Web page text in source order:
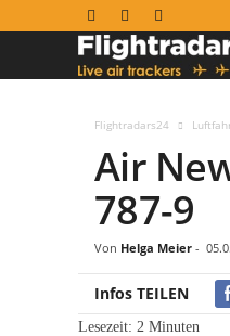
Flightradars24
Air
787-9
Von Helga Meier -
Infos TEILEN
Lesezeit: 2 Minuten